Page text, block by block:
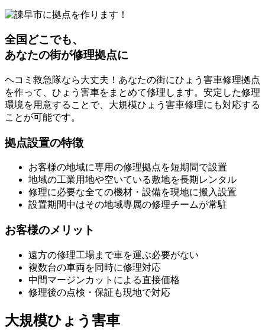
全国どこでも、
あなたの街が修理拠点に
ヘコミ救急隊なら大丈夫！あなたの街にひょう害車修理拠点
を作って、ひょう害車をまとめて修理します。安定した修理
環境を用意することで、大規模ひょう害車修理にも対応する
ことが可能です。
拠点設置の特徴
お客様の地域に専用の修理拠点を短期間で設置
地域の工業用地や空いている敷地を長期レンタル
修理に必要な全ての機材・設備を現地に搬入設置
設置期間中はその地域専属の修理チームが常駐
お客様のメリット
遠方の修理工場まで車を運ぶ必要がない
複数台の車両を同時に修理対応
中間マージンカットによる直接価格
修理後の点検・保証も現地で対応
大規模ひょう害車